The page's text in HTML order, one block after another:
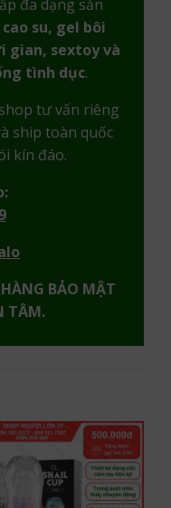
đa dạng sản
su, gel bôi
gian, sextoy và
tình dục.
tư vấn riêng
ship toàn quốc
kín đáo.
BẢO MẬT
TÂM.